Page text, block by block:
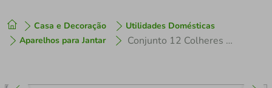
Casa e Decoração
Utilidades Domésticas
Aparelhos para Jantar
Conjunto 12 Colheres de Mesa Aço Inox 20,5cm Pisa Wolff Talheres Mesa Posta Sopas Caldos Refeições
1º tenis